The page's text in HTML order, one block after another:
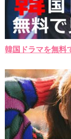
韓国ドラマを無料